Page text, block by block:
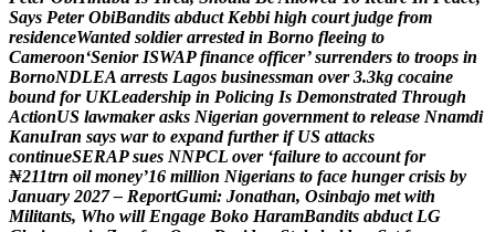
Says Peter ObiBandits abduct Kebbi high court judge from
residenceWanted soldier arrested in Borno fleeing to
Cameroon‘Senior ISWAP finance officer’ surrenders to troops in
BornoNDLEA arrests Lagos businessman over 3.3kg cocaine
bound for UKLeadership in Policing Is Demonstrated Through
ActionUS lawmaker asks Nigerian government to release Nnamdi
KanuIran says war to expand further if US attacks
continueSERAP sues NNPCL over ‘failure to account for
₦211trn oil money’16 million Nigerians to face hunger crisis by
January 2027 – ReportGumi: Jonathan, Osinbajo met with
Militants, Who will Engage Boko HaramBandits abduct LG